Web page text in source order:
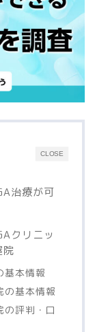
CLOSE
治療が可
クリニッ
院
基本情報
の基本情報
の評判・口